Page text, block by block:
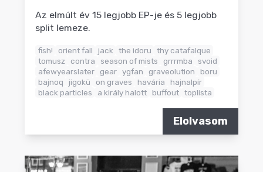
Az elmúlt év 15 legjobb EP-je és 5 legjobb
split lemeze.
fish! orient fall jack the idoru
thy catafalque
tomusz
contra season of mists grrrmba
svoid
afewyearslater
gear ygfan graveolution
boru
bajnoq
jigokü on graves havária
hajnalpír
black particles
a király halott buffout toplista
Elolvasom